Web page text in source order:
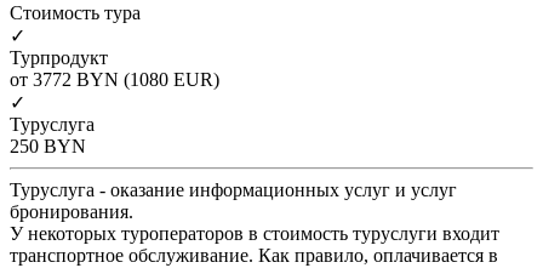
Cтоимость тура
✓
Турпродукт
от 3772 BYN (1080 EUR)
✓
Туруслуга
250 BYN
Туруслуга - оказание информационных услуг и услуг
бронирования.
У некоторых туроператоров в стоимость туруслуги входит
транспортное обслуживание. Как правило, оплачивается в